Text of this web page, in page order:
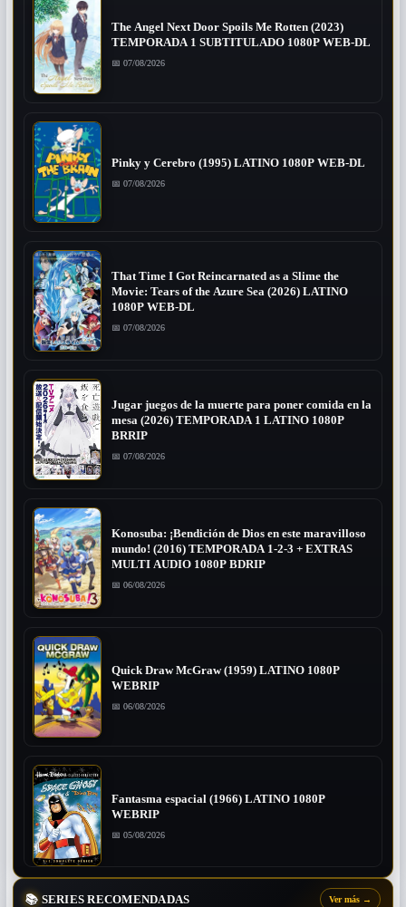
The Angel Next Door Spoils Me Rotten (2023)
TEMPORADA 1 SUBTITULADO 1080P WEB-DL
📅 07/08/2026
Pinky y Cerebro (1995) LATINO 1080P WEB-DL
📅 07/08/2026
That Time I Got Reincarnated as a Slime the
Movie: Tears of the Azure Sea (2026) LATINO
1080P WEB-DL
📅 07/08/2026
Jugar juegos de la muerte para poner comida en la
mesa (2026) TEMPORADA 1 LATINO 1080P
BRRIP
📅 07/08/2026
Konosuba: ¡Bendición de Dios en este maravilloso
mundo! (2016) TEMPORADA 1-2-3 + EXTRAS
MULTI AUDIO 1080P BDRIP
📅 06/08/2026
Quick Draw McGraw (1959) LATINO 1080P
WEBRIP
📅 06/08/2026
Fantasma espacial (1966) LATINO 1080P
WEBRIP
📅 05/08/2026
📚 SERIES RECOMENDADAS Ver más →